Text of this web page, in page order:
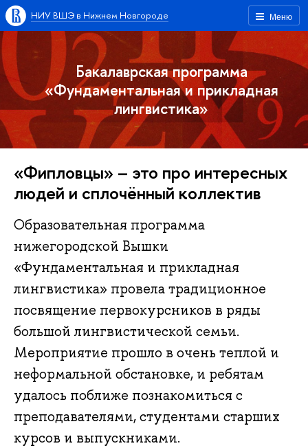
Меню
НИУ ВШЭ в Нижнем Новгороде
Бакалаврская программа
«Фундаментальная и прикладная
лингвистика»
«Фипловцы» – это про интересных
людей и сплочённый коллектив
Образовательная программа
нижегородской Вышки
«Фундаментальная и прикладная
лингвистика» провела традиционное
посвящение первокурсников в ряды
большой лингвистической семьи.
Мероприятие прошло в очень теплой и
неформальной обстановке, и ребятам
удалось поближе познакомиться с
преподавателями, студентами старших
курсов и выпускниками.